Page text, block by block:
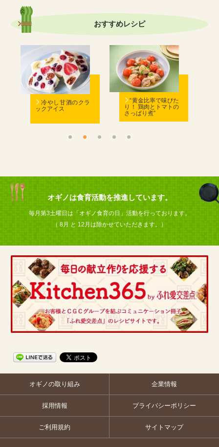
おすすめレシピ
冷やし甘酒のクラ
ックアイス
“黄金比率で味ぴた
り！ 鶏肉とトマトの
さっぱり煮”
オギノは食育活動を推進しています。
毎月第3土曜日は「オギノ食育の日」活動を行っております。
（ 8月 と 12月は除かせていただきます。）
オギノの取り組み 企業情報
採用情報 プライバシーポリシー
ご利用規約 サイトマップ